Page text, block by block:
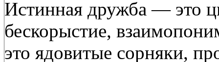
Истинная дружба — это
бескорыстие,
это ядовитые сорняки,